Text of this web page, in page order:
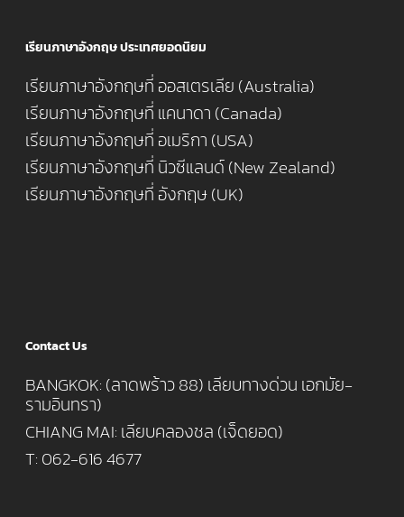
เรียนภาษาอังกฤษ ประเทศยอดนิยม
เรียนภาษาอังกฤษที่ ออสเตรเลีย (Australia)
เรียนภาษาอังกฤษที่ แคนาดา (Canada)
เรียนภาษาอังกฤษที่ อเมริกา (USA)
เรียนภาษาอังกฤษที่ นิวซีแลนด์ (New Zealand)
เรียนภาษาอังกฤษที่ อังกฤษ (UK)
Contact Us
BANGKOK: (ลาดพร้าว 88) เลียบทางด่วน เอกมัย-
รามอินทรา)
CHIANG MAI: เลียบคลองชล (เจ็ดยอด)
T: 062-616 4677